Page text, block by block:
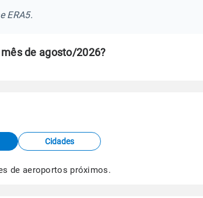
ERA5.
de agosto/2026?
Cidades
de aeroportos próximos.